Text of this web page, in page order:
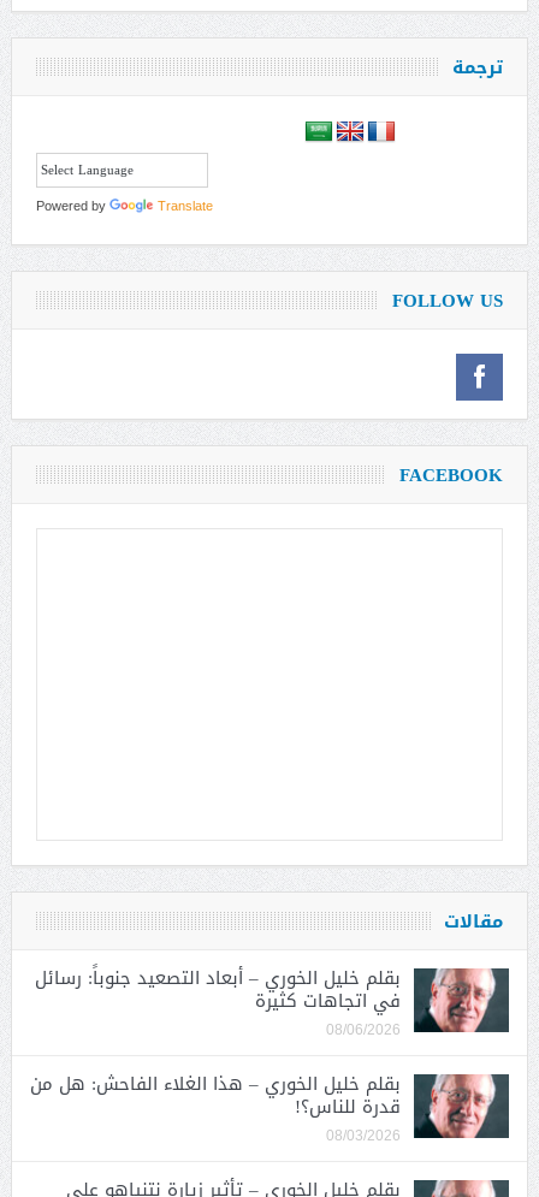
ترجمة
Powered by Translate
FOLLOW US
FACEBOOK
مقالات
بقلم خليل الخوري – أبعاد التصعيد جنوباً: رسائل
في اتجاهات كثيرة
08/06/2026
بقلم خليل الخوري – هذا الغلاء الفاحش: هل من
قدرة للناس؟!
08/03/2026
بقلم خليل الخوري – تأثير زيارة نتنياهو على